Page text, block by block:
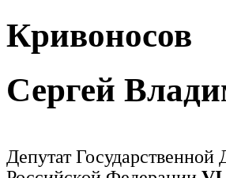
Кривоносов
Сергей
Депутат